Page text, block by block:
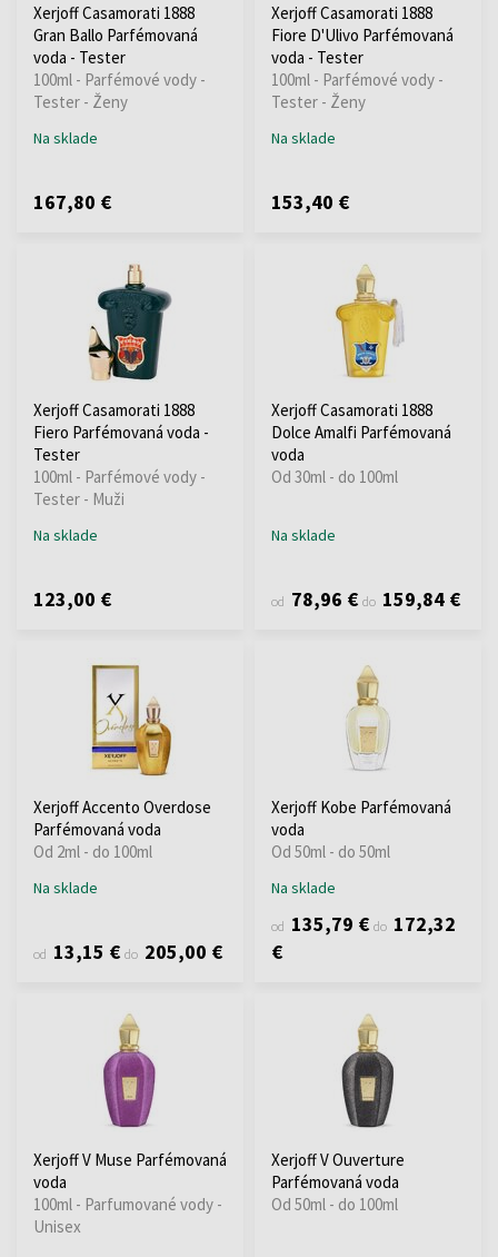
Xerjoff Casamorati 1888
Gran Ballo Parfémovaná
voda - Tester
100ml - Parfémové vody -
Tester - Ženy
Na sklade
167,80 €
Xerjoff Casamorati 1888
Fiore D'Ulivo Parfémovaná
voda - Tester
100ml - Parfémové vody -
Tester - Ženy
Na sklade
153,40 €
Xerjoff Casamorati 1888
Fiero Parfémovaná voda -
Tester
100ml - Parfémové vody -
Tester - Muži
Na sklade
123,00 €
Xerjoff Casamorati 1888
Dolce Amalfi Parfémovaná
voda
Od 30ml - do 100ml
Na sklade
od 78,96 € do 159,84 €
Xerjoff Accento Overdose
Parfémovaná voda
Od 2ml - do 100ml
Na sklade
od 13,15 € do 205,00 €
Xerjoff Kobe Parfémovaná
voda
Od 50ml - do 50ml
Na sklade
od 135,79 € do 172,32
€
Xerjoff V Muse Parfémovaná
voda
100ml - Parfumované vody -
Unisex
Xerjoff V Ouverture
Parfémovaná voda
Od 50ml - do 100ml